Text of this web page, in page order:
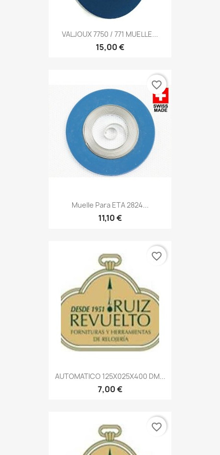
VALJOUX 7750 / 771 MUELLE...
15,00 €
Muelle Para ETA 2824...
11,10 €
favorite_border
AUTOMATICO 125X025X400 DM...
7,00 €
favorite_border
favorite_border